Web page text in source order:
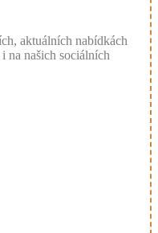
aktuálních nabídkách
na našich sociálních